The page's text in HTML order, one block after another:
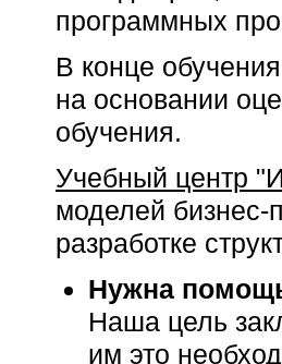
программных
В конце
на основании
обучения.
Учебный центр
моделей
разработке
Нужна
Наша цель
им это